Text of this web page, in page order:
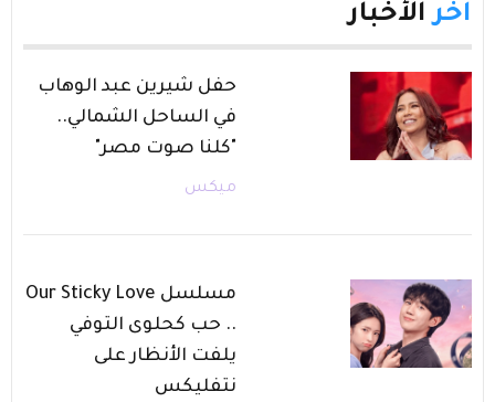
آخر الأخبار
حفل شيرين عبد الوهاب
في الساحل الشمالي..
"كلنا صوت مصر"
ميكس
مسلسل Our Sticky Love
.. حب كحلوى التوفي
يلفت الأنظار على
نتفليكس